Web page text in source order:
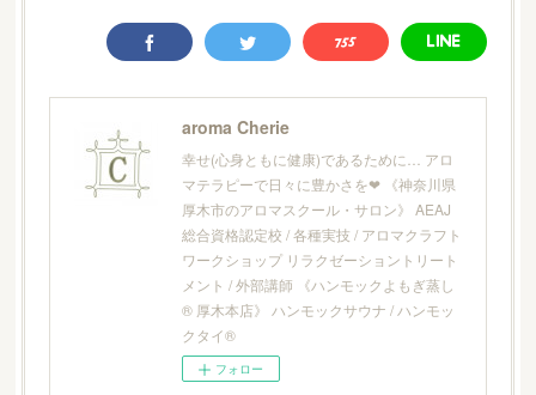
aroma Cherie
幸せ(心身ともに健康)であるために… アロ
マテラピーで日々に豊かさを❤︎ 《神奈川県
厚木市のアロマスクール・サロン》 AEAJ
総合資格認定校 / 各種実技 / アロマクラフト
ワークショップ リラクゼーショントリート
メント / 外部講師 《ハンモックよもぎ蒸し
® 厚木本店》 ハンモックサウナ / ハンモッ
クタイ®
フォロー